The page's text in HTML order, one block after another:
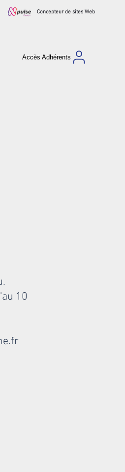
Concepteur de sites Web
Accès Adhérents
10